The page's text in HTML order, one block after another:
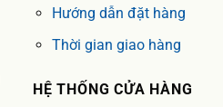
Hướng dẫn đặt hàng
Thời gian giao hàng
HỆ THỐNG CỬA HÀNG